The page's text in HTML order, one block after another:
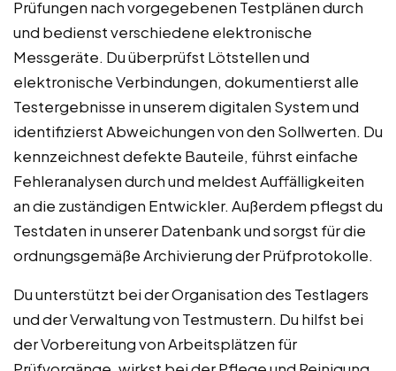
Prüfungen nach vorgegebenen Testplänen durch
und bedienst verschiedene elektronische
Messgeräte. Du überprüfst Lötstellen und
elektronische Verbindungen, dokumentierst alle
Testergebnisse in unserem digitalen System und
identifizierst Abweichungen von den Sollwerten. Du
kennzeichnest defekte Bauteile, führst einfache
Fehleranalysen durch und meldest Auffälligkeiten
an die zuständigen Entwickler. Außerdem pflegst du
Testdaten in unserer Datenbank und sorgst für die
ordnungsgemäße Archivierung der Prüfprotokolle.
Du unterstützt bei der Organisation des Testlagers
und der Verwaltung von Testmustern. Du hilfst bei
der Vorbereitung von Arbeitsplätzen für